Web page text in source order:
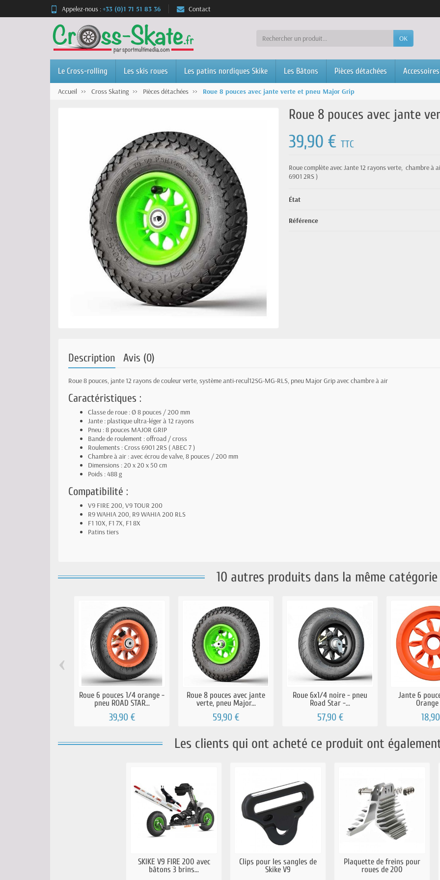
Appelez-nous :+33 (0)1 71 51 83 36 Contact
OK
Le Cross-rolling Les skis roues Les patins nordiques Skike Les Bâtons Pièces détachées Accessoires
Accueil Cross Skating Pièces détachées Roue 8 pouces avec jante verte et pneu Major Grip
Roue 8 pouces avec jante
39,90 € TTC
Roue complète avec Jante 12 rayons verte, chambre à
6901 2RS )
État
Référence
Description Avis (0)
Roue 8 pouces, jante 12 rayons de couleur verte, système anti-recul12SG-MG-RLS, pneu Major Grip avec chambre à air
Caractéristiques :
Classe de roue : Ø 8 pouces / 200 mm
Jante : plastique ultra-léger à 12 rayons
Pneu : 8 pouces MAJOR GRIP
Bande de roulement : offroad / cross
Roulements : Cross 6901 2RS ( ABEC 7 )
Chambre à air : avec écrou de valve, 8 pouces / 200 mm
Dimensions : 20 x 20 x 50 cm
Poids : 488 g
Compatibilité :
V9 FIRE 200, V9 TOUR 200
R9 WAHIA 200, R9 WAHIA 200 RLS
F1 10X, F1 7X, F1 8X
Patins tiers
10 autres produits dans la même catégorie
Roue 6 pouces 1/4 orange -
pneu ROAD STAR...
39,90 €
Roue 8 pouces avec jante
verte, pneu Major...
59,90 €
Roue 6x1/4 noire - pneu
Road Star -...
57,90 €
Jante 6
Orange
‹
Les clients qui ont acheté ce produit ont
SKIKE V9 FIRE 200 avec
bâtons 3 brins...
Clips pour les sangles de
Skike V9
Plaquette de freins pour
roues de 200